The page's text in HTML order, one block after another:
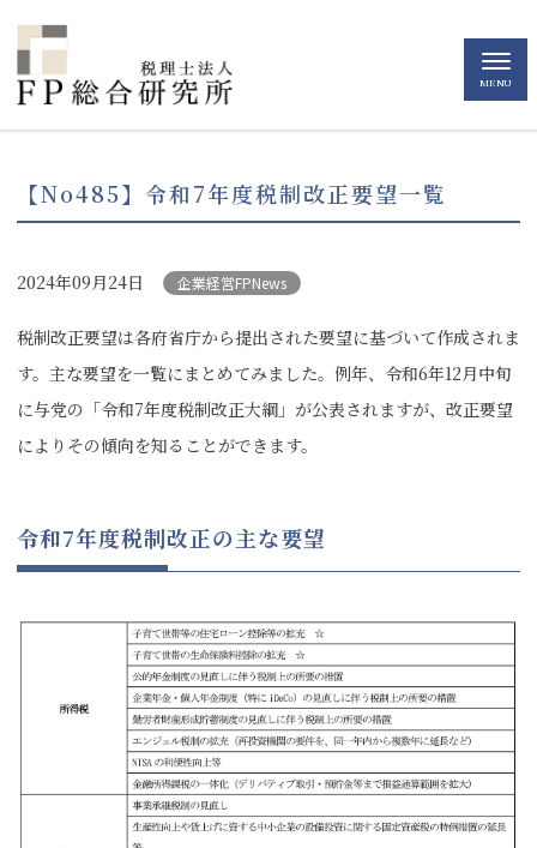
MENU
【No485】令和7年度税制改正要望一覧
2024年09月24日 企業経営FPNews
税制改正要望は各府省庁から提出された要望に基づいて作成されま
す。主な要望を一覧にまとめてみました。例年、令和6年12月中旬
に与党の「令和7年度税制改正大綱」が公表されますが、改正要望
によりその傾向を知ることができます。
令和7年度税制改正の主な要望